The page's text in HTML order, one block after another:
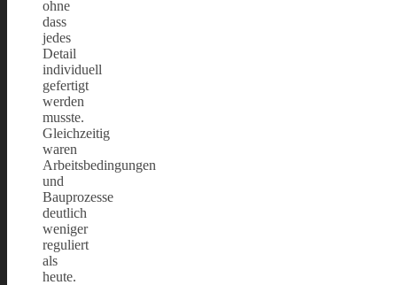
ohne
dass
jedes
Detail
individuell
gefertigt
werden
musste.
Gleichzeitig
waren
Arbeitsbedingungen
und
Bauprozesse
deutlich
weniger
reguliert
als
heute.